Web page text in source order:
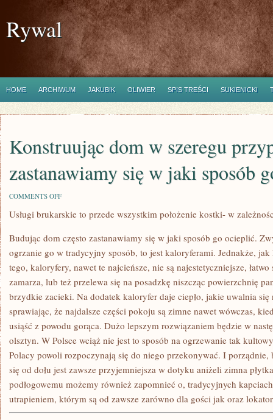
Rywal
HOME ARCHIWUM JAKUBIK OLIWIER SPIS TREŚCI SUKIENICKI
Konstruując dom w szeregu
zastanawiamy się w jaki sposób
COMMENTS OFFON
DOM
PRZYPADKÓW
ZASTANAWIAMY
W
JAKI
SPOSÓB
GO
Usługi brukarskie to przede wszystkim położenie kostki- w
Budując dom często zastanawiamy się w jaki sposób go ocieplić.
ogrzanie go w tradycyjny sposób, to jest kaloryferami. Jednakże,
tego, kaloryfery, nawet te najcieńsze, nie są najestetyczniejsze,
zamarza, lub też przelewa się na posadzkę niszcząc powierzchnię
brzydkie zacieki. Na dodatek kaloryfer daje ciepło, jakie uwalnia się
sprawiając, że najdalsze części pokoju są zimne nawet wówczas,
usiąść z powodu gorąca. Dużo lepszym rozwiązaniem będzie w
olsztyn. W Polsce wciąż nie jest to sposób na ogrzewanie tak
Polacy powoli rozpoczynają się do niego przekonywać. I porządnie,
się od dołu jest zawsze przyjemniejsza w dotyku aniżeli zimna
podłogowemu możemy również zapomnieć o, tradycyjnych
utrapieniem, którym są od zawsze zarówno dla gości jak oraz